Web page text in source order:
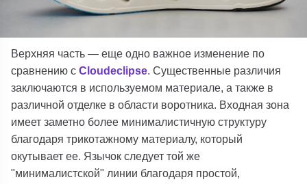
Верхняя часть — еще одно важное изменение по
сравнению сCloudeclipse. Существенные различия
заключаются в используемом материале, а также в
различной отделке в области воротника. Входная зона
имеет заметно более минималистичную структуру
благодаря трикотажному материалу, который
окутывает ее. Язычок следует той же
"минималистской" линии благодаря простой,